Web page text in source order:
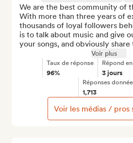
We are the best community of
With more than three years of
thousands of loyal followers
is to talk about music and give
your songs, and obviously share
Voir plus
Taux de réponse
96%
Répond en
3 jours
Réponses
1,713
Voir les médias / pros